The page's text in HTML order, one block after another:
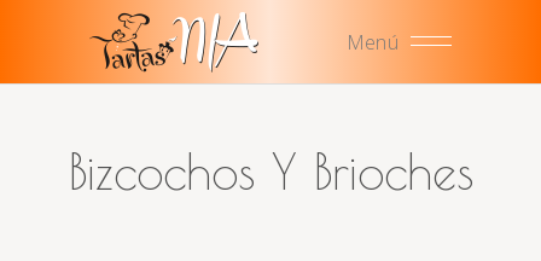
Menú
Bizcochos Y Brioches